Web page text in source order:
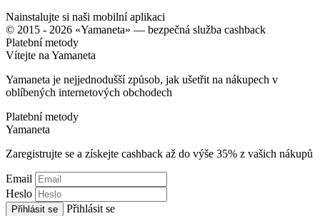
Nainstalujte si naši mobilní aplikaci
© 2015 - 2026 «Yamaneta» — bezpečná služba cashback
Platební metody
Vítejte na Yamaneta
Yamaneta je nejjednodušší způsob, jak ušetřit na nákupech v
oblíbených internetových obchodech
Platební metody
Yamaneta
Zaregistrujte se a získejte cashback až do výše 35% z vašich nákupů
Email
Heslo
Přihlásit se
Přihlásit se